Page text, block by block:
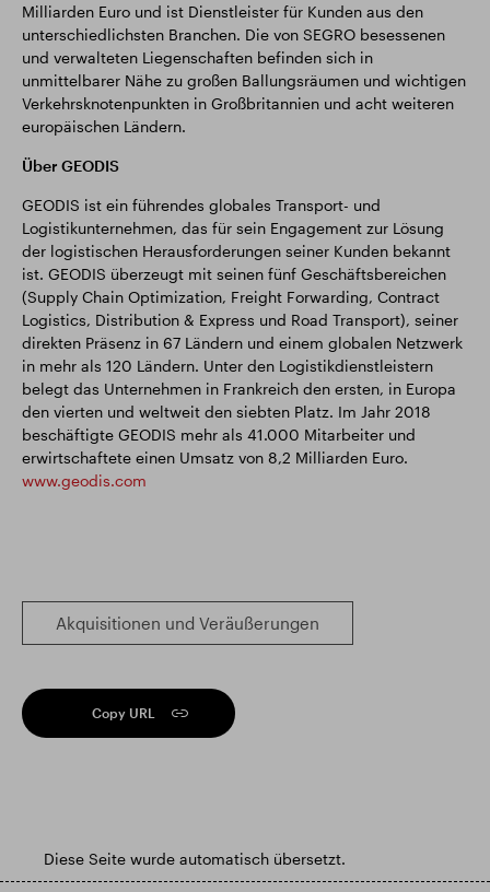
Milliarden Euro und ist Dienstleister für Kunden aus den
unterschiedlichsten Branchen. Die von SEGRO besessenen
und verwalteten Liegenschaften befinden sich in
unmittelbarer Nähe zu großen Ballungsräumen und wichtigen
Verkehrsknotenpunkten in Großbritannien und acht weiteren
europäischen Ländern.
Über GEODIS
GEODIS ist ein führendes globales Transport- und
Logistikunternehmen, das für sein Engagement zur Lösung
der logistischen Herausforderungen seiner Kunden bekannt
ist. GEODIS überzeugt mit seinen fünf Geschäftsbereichen
(Supply Chain Optimization, Freight Forwarding, Contract
Logistics, Distribution & Express und Road Transport), seiner
direkten Präsenz in 67 Ländern und einem globalen Netzwerk
in mehr als 120 Ländern. Unter den Logistikdienstleistern
belegt das Unternehmen in Frankreich den ersten, in Europa
den vierten und weltweit den siebten Platz. Im Jahr 2018
beschäftigte GEODIS mehr als 41.000 Mitarbeiter und
erwirtschaftete einen Umsatz von 8,2 Milliarden Euro.
www.geodis.com
Akquisitionen und Veräußerungen
Copy URL
Diese Seite wurde automatisch übersetzt.